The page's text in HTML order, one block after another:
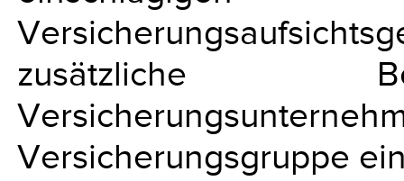
zusätzliche
Versicherungsgruppe